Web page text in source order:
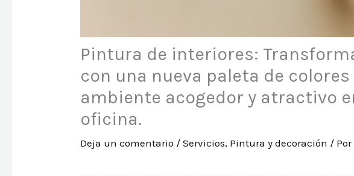
Pintura de interiores:
con una nueva paleta de colores
ambiente acogedor y atractivo
oficina.
Deja un comentario /Servicios, Pintura y decoración / Por